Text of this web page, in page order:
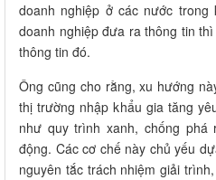
doanh nghiệp ở các nước
doanh nghiệp đưa ra thông tin
thông tin đó.
Ông cũng cho rằng, xu hướng
thị trường nhập khẩu gia tăng
như quy trình xanh, chống phá
động. Các cơ chế này chủ yếu
nguyên tắc trách nhiệm giải